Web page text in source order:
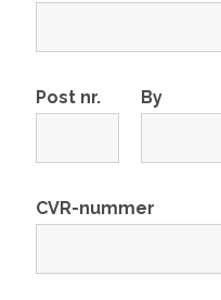
Post nr. By
CVR-nummer